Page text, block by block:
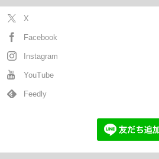
X
Facebook
Instagram
YouTube
Feedly